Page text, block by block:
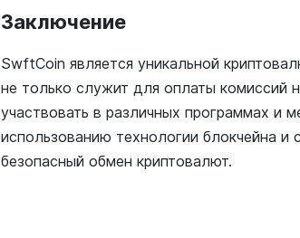
Заключение
SwftCoin является уникальной
не только служит для оплаты комиссий
участвовать в различных программах и
использованию технологии блокчейна и
безопасный обмен криптовалют.